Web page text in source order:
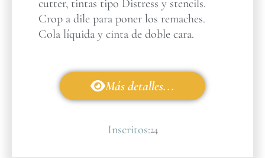
cutter, tintas tipo Distress y stencils.
Crop a dile para poner los remaches.
Cola líquida y cinta de doble cara.
Más detalles...
Inscritos:24